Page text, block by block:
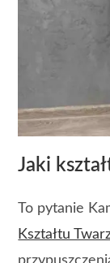
Jaki
To pytanie
Kształtu